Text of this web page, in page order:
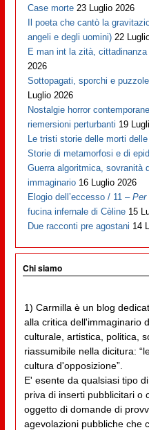
Case morte 23 Luglio 2026
Il poeta che cantò la
angeli e degli uomini) 22
E man int la zità,
2026
Sottopagati, sporchi e
Luglio 2026
Nostalgie horror
riemersioni perturbanti 19
Le tristi storie delle morti
Storie di metamorfosi e di
Guerra algoritmica, sovranità
immaginario 16 Luglio 2026
Elogio dell’eccesso / 11 –Per
fucina infernale di Cèline 15
Due racconti pre agostani 14
Chi siamo
1) Carmilla è un blog
alla critica dell'immaginario
culturale, artistica, politica,
riassumibile nella dicitura:
cultura d'opposizione”.
E' esente da qualsiasi tipo
priva di inserti pubblicitari o
oggetto di domande di
agevolazioni pubbliche che